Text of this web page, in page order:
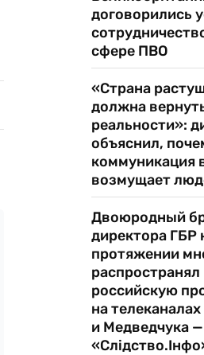
договорились
сфере ПВО
«Страна
должна
реальности»:
объяснил,
коммуникация
возмущает
Двоюродный
директора ГБР
протяжении
распространял
российскую
на
и Медведчука —